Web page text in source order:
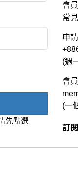
先點選
會
常
申
(週
會
(一
訂